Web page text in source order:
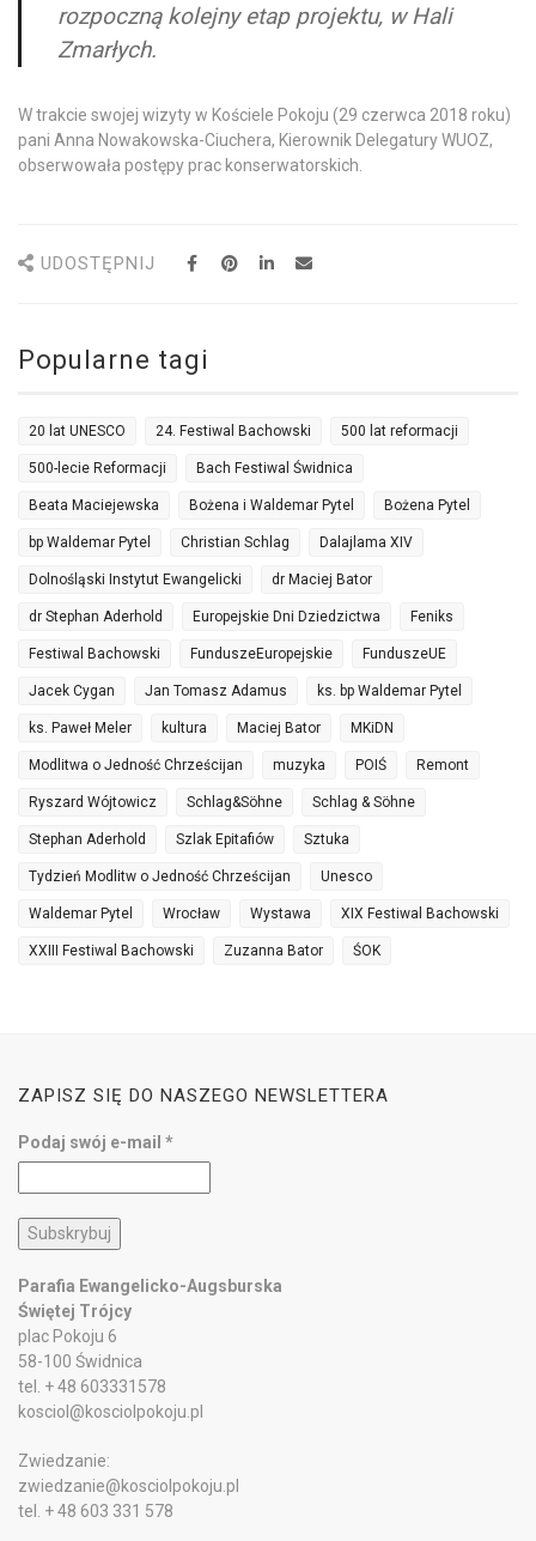
rozpoczną kolejny etap projektu, w Hali
Zmarłych.
W trakcie swojej wizyty w Kościele Pokoju (29 czerwca 2018 roku)
pani Anna Nowakowska-Ciuchera, Kierownik Delegatury WUOZ,
obserwowała postępy prac konserwatorskich.
UDOSTĘPNIJ
Popularne tagi
20 lat UNESCO 24. Festiwal Bachowski 500 lat reformacji
500-lecie Reformacji Bach Festiwal Świdnica
Beata Maciejewska Bożena i Waldemar Pytel Bożena Pytel
bp Waldemar Pytel Christian Schlag Dalajlama XIV
Dolnośląski Instytut Ewangelicki dr Maciej Bator
dr Stephan Aderhold Europejskie Dni Dziedzictwa Feniks
Festiwal Bachowski FunduszeEuropejskie FunduszeUE
Jacek Cygan Jan Tomasz Adamus ks. bp Waldemar Pytel
ks. Paweł Meler kultura Maciej Bator MKiDN
Modlitwa o Jedność Chrześcijan muzyka POIŚ Remont
Ryszard Wójtowicz Schlag&Söhne Schlag & Söhne
Stephan Aderhold Szlak Epitafiów Sztuka
Tydzień Modlitw o Jedność Chrześcijan Unesco
Waldemar Pytel Wrocław Wystawa XIX Festiwal Bachowski
XXIII Festiwal Bachowski Zuzanna Bator ŚOK
ZAPISZ SIĘ DO NASZEGO NEWSLETTERA
Podaj swój e-mail *
Parafia Ewangelicko-Augsburska
Świętej Trójcy
plac Pokoju 6
58-100 Świdnica
tel. + 48 603331578
kosciol@kosciolpokoju.pl
Zwiedzanie:
zwiedzanie@kosciolpokoju.pl
tel. + 48 603 331 578